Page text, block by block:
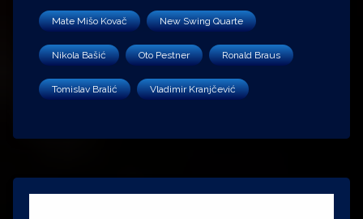
Mate Mišo Kovač New Swing Quarte
Nikola Bašić Oto Pestner Ronald Braus
Tomislav Bralić Vladimir Kranjčević